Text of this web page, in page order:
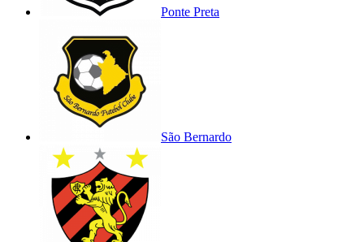
Ponte Preta
São Bernardo